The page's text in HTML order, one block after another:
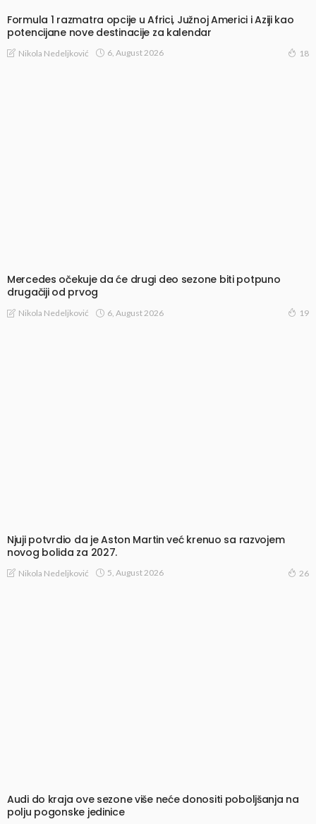
Formula 1 razmatra opcije u Africi, Južnoj Americi i Aziji kao
potencijane nove destinacije za kalendar
Nikola Nedeljković 6, August 2026 18
Mercedes očekuje da će drugi deo sezone biti potpuno
drugačiji od prvog
Nikola Nedeljković 6, August 2026 19
Njuji potvrdio da je Aston Martin već krenuo sa razvojem
novog bolida za 2027.
Nikola Nedeljković 5, August 2026 26
Audi do kraja ove sezone više neće donositi poboljšanja na
polju pogonske jedinice